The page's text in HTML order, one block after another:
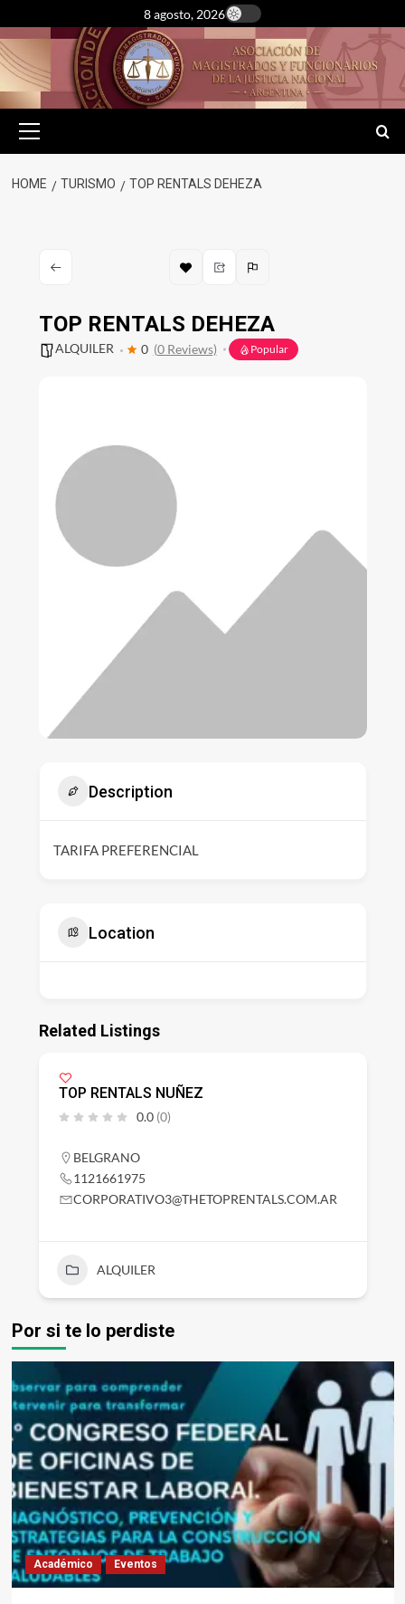
to
content
8 agosto, 2026
Menu
HOME TURISMO TOP RENTALS DEHEZA
TOP RENTALS DEHEZA
ALQUILER 0 (0 Reviews) Popular
Description
TARIFA PREFERENCIAL
Location
Related Listings
TOP RENTALS NUÑEZ
0.0 (0)
BELGRANO
1121661975
CORPORATIVO3@THETOPRENTALS.COM.AR
ALQUILER
Por si te lo perdiste
Académico Eventos